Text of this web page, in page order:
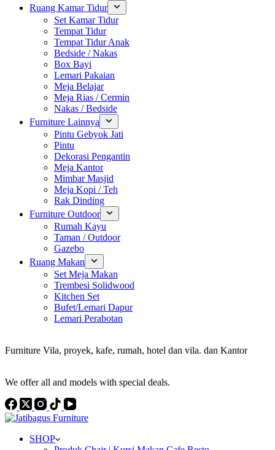
Ruang Kamar Tidur
Set Kamar Tidur
Tempat Tidur
Tempat Tidur Anak
Bedside / Nakas
Box Bayi
Lemari Pakaian
Meja Belajar
Meja Rias / Cermin
Nakas / Bedside
Furniture Lainnya
Pintu Gebyok Jati
Pintu
Dekorasi Pengantin
Meja Kantor
Mimbar Masjid
Meja Kopi / Teh
Rak Dinding
Furniture Outdoor
Rumah Kayu
Taman / Outdoor
Gazebo
Ruang Makan
Set Meja Makan
Trembesi Solidwood
Kitchen Set
Bufet/Lemari Dapur
Lemari Perabotan
Furniture Vila, proyek, kafe, rumah, hotel dan vila. dan Kantor
We offer all and models with special deals.
SHOP